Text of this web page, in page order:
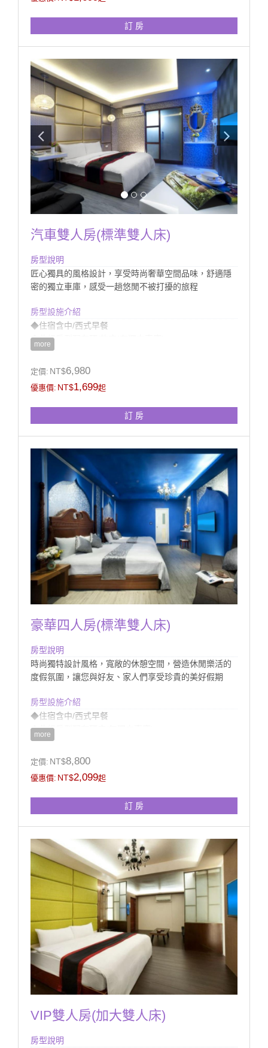
訂 房
汽車雙人房(標準雙人床)
房型說明
匠心獨具的風格設計，享受時尚奢華空間品味，舒適隱
密的獨立車庫，感受一趟悠閒不被打擾的旅程
房型設施介紹
◆住宿含中/西式早餐
◆此組房型配有硬/軟床(有獨立車庫)
※若無備註需求依現場安排
◆房內衛浴提供浴缸(無溫泉)、獨立淋浴設備
more
定價: NT$6,980
優惠價: NT$1,699起
訂 房
豪華四人房(標準雙人床)
房型說明
時尚獨特設計風格，寬敞的休憩空間，營造休閒樂活的
度假氛圍，讓您與好友、家人們享受珍貴的美好假期
房型設施介紹
◆住宿含中/西式早餐
◆此組房型配有硬床(無獨立車庫)
※若無備註需求則依現場狀況安排
◆提供館內室外電腦監控停車場
◆房內衛浴提供浴缸(無溫泉)
more
定價: NT$8,800
優惠價: NT$2,099起
訂 房
VIP雙人房(加大雙人床)
房型說明